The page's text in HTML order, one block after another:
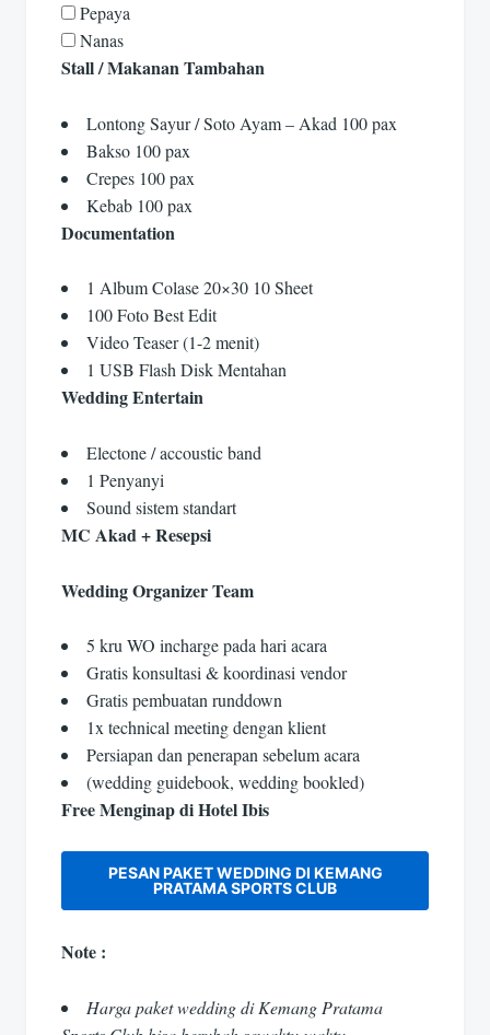
Pepaya
Nanas
Stall / Makanan Tambahan
Lontong Sayur / Soto Ayam – Akad 100 pax
Bakso 100 pax
Crepes 100 pax
Kebab 100 pax
Documentation
1 Album Colase 20×30 10 Sheet
100 Foto Best Edit
Video Teaser (1-2 menit)
1 USB Flash Disk Mentahan
Wedding Entertain
Electone / accoustic band
1 Penyanyi
Sound sistem standart
MC Akad + Resepsi
Wedding Organizer Team
5 kru WO incharge pada hari acara
Gratis konsultasi & koordinasi vendor
Gratis pembuatan runddown
1x technical meeting dengan klient
Persiapan dan penerapan sebelum acara
(wedding guidebook, wedding bookled)
Free Menginap di Hotel Ibis
PESAN PAKET WEDDING DI KEMANG
PRATAMA SPORTS CLUB
Note :
Harga paket wedding di Kemang Pratama